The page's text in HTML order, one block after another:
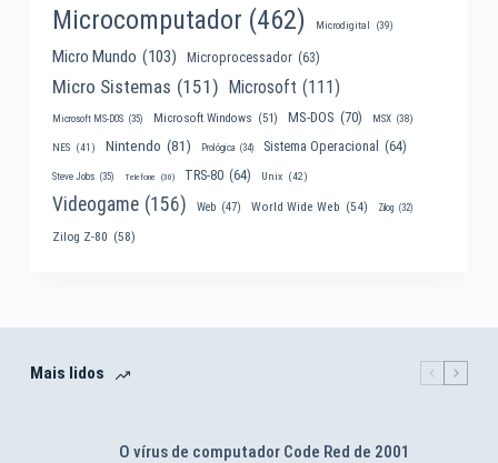
Microcomputador (462) Microdigital (39)
Micro Mundo (103) Microprocessador (63)
Micro Sistemas (151) Microsoft (111)
Microsoft MS-DOS (35) Microsoft Windows (51) MS-DOS (70) MSX (38)
NES (41) Nintendo (81) Prológica (34) Sistema Operacional (64)
Steve Jobs (35) Telefone (30) TRS-80 (64) Unix (42)
Videogame (156) Web (47) World Wide Web (54) Zilog (32)
Zilog Z-80 (58)
Mais lidos
O vírus de computador Code Red de 2001